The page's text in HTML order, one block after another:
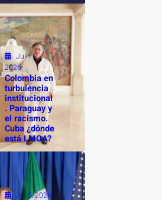
Jul 11,
2026
Colombia en
turbulencia
institucional
. Paraguay y
el racismo.
Cuba ¿dónde
está LMOA?
Jul 5, 2026